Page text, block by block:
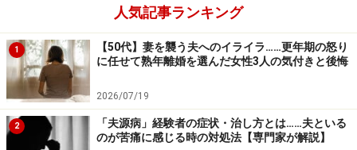
やがて、A子さんと歯科医が浮気をしているという噂は
あっという間に近所に広がりました。そのことをいちば
ん悲しんだのは、夫婦のひとり息子でした。A子さんい
わく、「私の浮気が原因で、息子が学校でからかわれて
いると知ったときは、息子に申し訳なくて涙が出まし
た」
人気記事ランキング
1
【50代】妻を襲う夫へのイライラ……更年期の怒り
に任せて熟年離婚を選んだ女性3人の気付きと後悔
2026/07/19
2
「夫源病」経験者の症状・治し方とは……夫といる
のが苦痛に感じる時の対処法【専門家が解説】